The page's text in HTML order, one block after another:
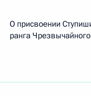
О присвоении
ранга